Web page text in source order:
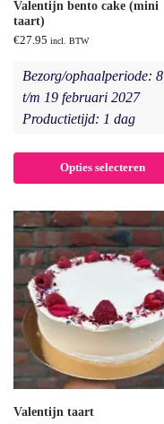
Valentijn bento cake (mini
taart)
€27.95 incl. BTW
Bezorg/ophaalperiode: 8
t/m 19 februari 2027
Productietijd: 1 dag
Opties selecteren
Valentijn taart